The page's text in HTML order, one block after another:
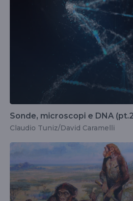
Sonde, microscopi e DNA
Claudio Tuniz/David Caramelli